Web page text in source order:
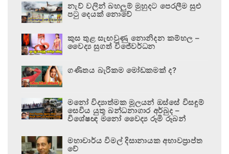
නැව් වලින් බහලුම් මුහුදට පෙරලීම සුළු
පටු දෙයක් නොවේ
කුස තුළ සැඟවුණු නොනිදන කම්හල –
වෛද්‍ය සුගත් විජේවර්ධන
ගණිතය බැරිකම මෝඩකමක් ද?
මනෝ විද්‍යාත්මක මූලයන් ඔස්සේ විසඳුම්
සෙවිය යුතු බන්ධනාගාර අර්බුද –
විශේෂඥ මනෝ වෛද්‍ය රූමි රූබන්
මහාචාර්ය විමල් දිසානායක අභාවප්‍රාප්ත
වේ